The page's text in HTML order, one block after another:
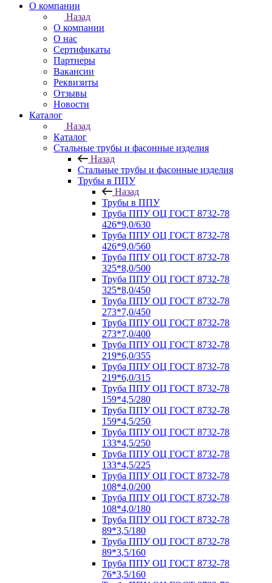
О компании
Назад
О компании
О нас
Сертификаты
Партнеры
Вакансии
Реквизиты
Отзывы
Новости
Каталог
Назад
Каталог
Стальные трубы и фасонные изделия
Назад
Стальные трубы и фасонные изделия
Трубы в ППУ
Назад
Трубы в ППУ
Труба ППУ ОЦ ГОСТ 8732-78
426*9,0/630
Труба ППУ ОЦ ГОСТ 8732-78
426*9,0/560
Труба ППУ ОЦ ГОСТ 8732-78
325*8,0/500
Труба ППУ ОЦ ГОСТ 8732-78
325*8,0/450
Труба ППУ ОЦ ГОСТ 8732-78
273*7,0/450
Труба ППУ ОЦ ГОСТ 8732-78
273*7,0/400
Труба ППУ ОЦ ГОСТ 8732-78
219*6,0/355
Труба ППУ ОЦ ГОСТ 8732-78
219*6,0/315
Труба ППУ ОЦ ГОСТ 8732-78
159*4,5/280
Труба ППУ ОЦ ГОСТ 8732-78
159*4,5/250
Труба ППУ ОЦ ГОСТ 8732-78
133*4,5/250
Труба ППУ ОЦ ГОСТ 8732-78
133*4,5/225
Труба ППУ ОЦ ГОСТ 8732-78
108*4,0/200
Труба ППУ ОЦ ГОСТ 8732-78
108*4,0/180
Труба ППУ ОЦ ГОСТ 8732-78
89*3,5/180
Труба ППУ ОЦ ГОСТ 8732-78
89*3,5/160
Труба ППУ ОЦ ГОСТ 8732-78
76*3,5/160